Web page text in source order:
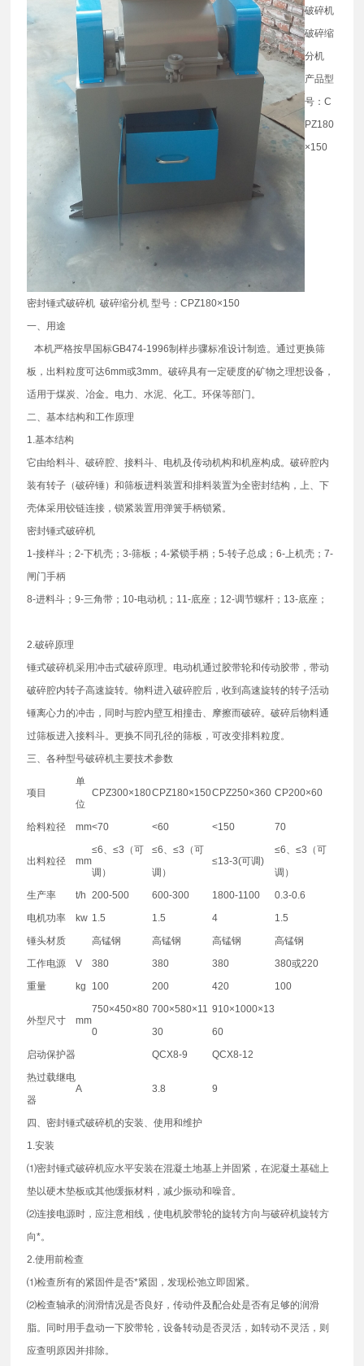
破碎机
破碎缩
分机
产品型
号：C
PZ180
×150
密封锤式破碎机 破碎缩分机 型号：CPZ180×150
一、用途
本机严格按早国标GB474-1996制样步骤标准设计制造。通过更换筛
板，出料粒度可达6mm或3mm。破碎具有一定硬度的矿物之理想设备，
适用于煤炭、冶金。电力、水泥、化工。环保等部门。
二、基本结构和工作原理
1.基本结构
它由给料斗、破碎腔、接料斗、电机及传动机构和机座构成。破碎腔内
装有转子（破碎锤）和筛板进料装置和排料装置为全密封结构，上、下
壳体采用铰链连接，锁紧装置用弹簧手柄锁紧。
密封锤式破碎机
1-接样斗；2-下机壳；3-筛板；4-紧锁手柄；5-转子总成；6-上机壳；7-
闸门手柄
8-进料斗；9-三角带；10-电动机；11-底座；12-调节螺杆；13-底座；
2.破碎原理
锤式破碎机采用冲击式破碎原理。电动机通过胶带轮和传动胶带，带动
破碎腔内转子高速旋转。物料进入破碎腔后，收到高速旋转的转子活动
锤离心力的冲击，同时与腔内壁互相撞击、摩擦而破碎。破碎后物料通
过筛板进入接料斗。更换不同孔径的筛板，可改变排料粒度。
三、各种型号破碎机主要技术参数
项目
单
位
CPZ300×180CPZ180×150CPZ250×360 CP200×60
给料粒径 mm<70 <60 <150 70
出料粒径 mm
≤6、≤3（可
调）
≤6、≤3（可
调）
≤13-3(可调)
≤6、≤3（可
调）
生产率
t/h 200-500 600-300 1800-1100
0.3-0.6
电机功率
kw 1.5 1.5 4
1.5
锤头材质
高锰钢 高锰钢 高锰钢
高锰钢
工作电源
V 380 380 380
380或220
重量
kg 100 200 420 100
外型尺寸 mm
750×450×80
0
700×580×11
30
910×1000×13
60
启动保护器
QCX8-9
QCX8-12
热过载继电
器
A 3.8 9
四、密封锤式破碎机的安装、使用和维护
1.安装
⑴密封锤式破碎机应水平安装在混凝土地基上并固紧，在泥凝土基础上
垫以硬木垫板或其他缓振材料，减少振动和噪音。
⑵连接电源时，应注意相线，使电机胶带轮的旋转方向与破碎机旋转方
向*。
2.使用前检查
⑴检查所有的紧固件是否*紧固，发现松弛立即固紧。
⑵检查轴承的润滑情况是否良好，传动件及配合处是否有足够的润滑
脂。同时用手盘动一下胶带轮，设备转动是否灵活，如转动不灵活，则
应查明原因并排除。